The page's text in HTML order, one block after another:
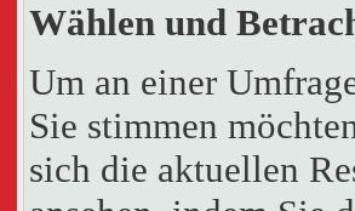
Wählen und
Um an einer
Sie stimmen
sich die aktuellen